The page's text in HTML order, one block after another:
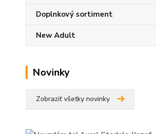
Doplnkový sortiment
New Adult
Novinky
Zobraziť všetky novinky